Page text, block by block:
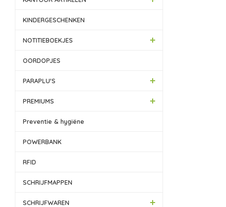
KINDERGESCHENKEN
NOTITIEBOEKJES
OORDOPJES
PARAPLU'S
PREMIUMS
Preventie & hygiëne
POWERBANK
RFID
SCHRIJFMAPPEN
SCHRIJFWAREN